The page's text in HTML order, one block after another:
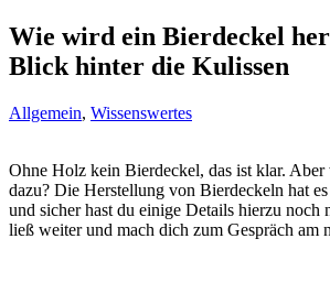
Wie wird ein Bierdeckel
Blick hinter die Kulissen
Allgemein, Wissenswertes
Ohne Holz kein Bierdeckel, das ist klar. Aber
dazu? Die Herstellung von Bierdeckeln hat
und sicher hast du einige Details hierzu noch
ließ weiter und mach dich zum Gespräch am